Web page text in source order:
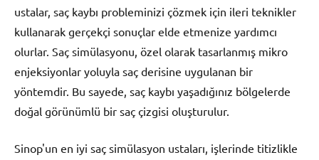
ustalar, saç kaybı probleminizi çözmek için ileri teknikler
kullanarak gerçekçi sonuçlar elde etmenize yardımcı
olurlar. Saç simülasyonu, özel olarak tasarlanmış mikro
enjeksiyonlar yoluyla saç derisine uygulanan bir
yöntemdir. Bu sayede, saç kaybı yaşadığınız bölgelerde
doğal görünümlü bir saç çizgisi oluşturulur.
Sinop'un en iyi saç simülasyon ustaları, işlerinde titizlikle